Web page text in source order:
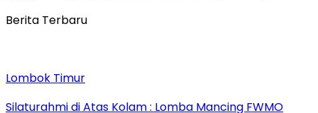
Berita Terbaru
Lombok Timur
Silaturahmi di Atas Kolam : Lomba Mancing FWMO